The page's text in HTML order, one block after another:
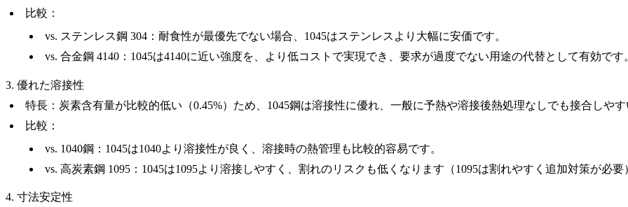
比較 ：
vs. ステンレス鋼 304 ：耐食性が最優先でない場合、1045はステンレスより大幅に安価です。
vs. 合金鋼 4140 ：1045は4140に近い強度を、より低コストで実現でき、要求が過度でない用途の代替として有効です
3. 優れた溶接性
特長 ：炭素含有量が比較的低い（0.45%）ため、1045鋼は溶接性に優れ、一般に予熱や溶接後熱処理なしでも接合しやす
比較 ：
vs. 1040鋼 ：1045は1040より溶接性が良く、溶接時の熱管理も比較的容易です。
vs. 高炭素鋼 1095 ：1045は1095より溶接しやすく、割れのリスクも低くなります（1095は割れやすく追加対策が必要
4. 寸法安定性